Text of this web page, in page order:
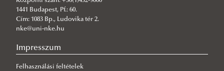
Átvették oklevelüket a Katasztrófavédelmi Intézet levelezős
hallgatói
137 friss diplomás a katasztrófavédelem szolgálatában
1441 Budapest, Pf.: 60.
Cím: 1083 Bp., Ludovika tér 2.
nke@uni-nke.hu
Impresszum
Felhasználási feltételek